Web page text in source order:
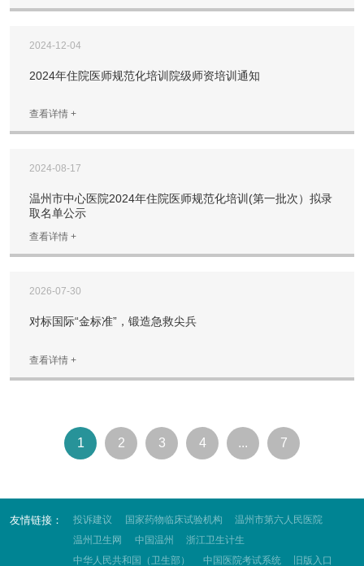
2024-12-04
2024年住院医师规范化培训院级师资培训通知
查看详情 +
2024-08-17
温州市中心医院2024年住院医师规范化培训(第一批次）拟录
取名单公示
查看详情 +
2026-07-30
对标国际“金标准”，锻造急救尖兵
查看详情 +
1 2 3 4 ... 7
友情链接： 投诉建议 国家药物临床试验机构
温州市第六人民医院
温州卫生网
中国温州
浙江卫生计生
中华人民共和国（卫生部）
中国医院考试系统 旧版入口